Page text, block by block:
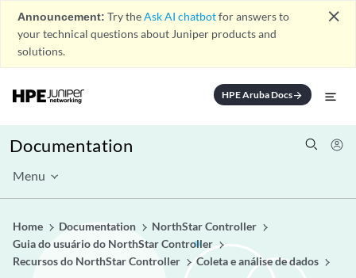
Announcement: Try theAsk AI chatbotfor answers to
your technical questions about Juniper products and
solutions.
close
HPE Aruba Docsarrow_forward
Documentation
Menu
Home Documentation
NorthStar Controller
Guia do usuário do NorthStar Controller
Recursos do NorthStar Controller
Coleta e análise de dados